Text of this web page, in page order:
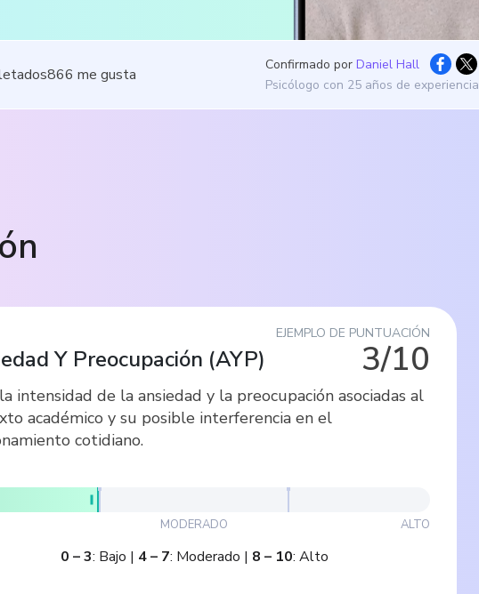
866 me gusta
Confirmado por Daniel Hall
Psicólogo con 25 años de experiencia
EJEMPLO DE PUNTUACIÓN
3/10
Y Preocupación (AYP)
intensidad de la ansiedad y la preocupación asociadas al
académico y su posible interferencia en el
cotidiano.
MODERADO ALTO
0 –3: Bajo | 4– 7: Moderado | 8 – 10: Alto